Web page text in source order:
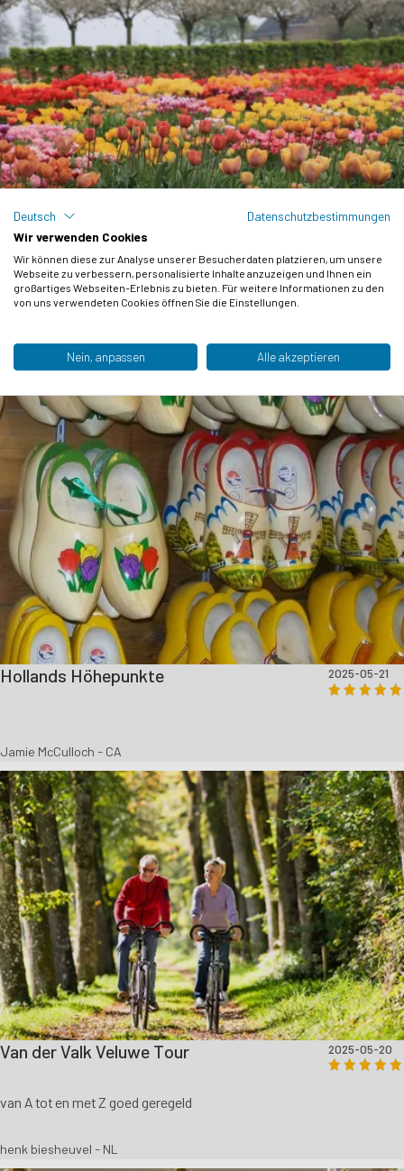
Tulpenparadies an der Spitze von Nord-Holland
2025-05-22
Margaret Chapman - GB
Hollands Höhepunkte 2025-05-21
Jamie McCulloch - CA
Van der Valk Veluwe Tour 2025-05-20
van A tot en met Z goed geregeld
henk biesheuvel - NL
Deutsch
Datenschutzbestimmungen
Wir verwenden Cookies
Wir können diese zur Analyse unserer Besucherdaten platzieren, um unsere
Webseite zu verbessern, personalisierte Inhalte anzuzeigen und Ihnen ein
großartiges Webseiten-Erlebnis zu bieten. Für weitere Informationen zu den
von uns verwendeten Cookies öffnen Sie die Einstellungen.
Nein, anpassen Alle akzeptieren